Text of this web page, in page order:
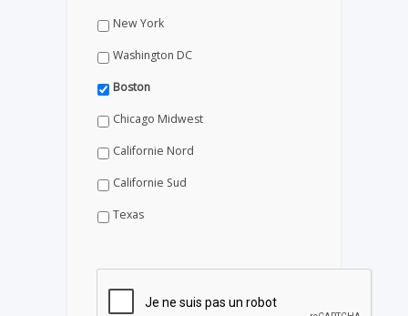
New York
Washington DC
Boston
Chicago Midwest
Californie Nord
Californie Sud
Texas